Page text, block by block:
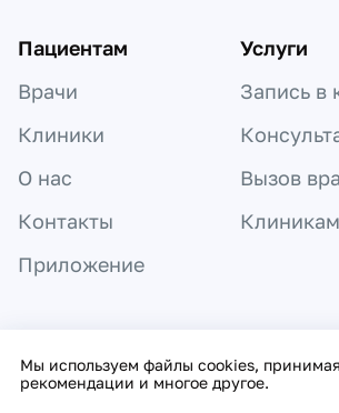
Мы используем файлы cookies, принимая
рекомендации и многое другое.
Пациентам
Врачи
Клиники
О нас
Контакты
Приложение
Услуги
Запись в
Вызов
Клиникам